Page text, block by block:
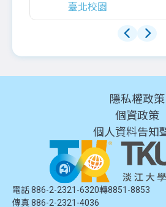
臺北校園
隱私權政策
個資政策
個人資料告知
電話 886-2-2321-6320轉8851-8853
傳真 886-2-2321-4036